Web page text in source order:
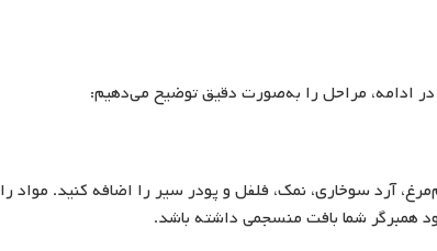
آرد سوخاری، نمک، فلفل و پودر سیر را اضافه کنید. مواد را
شما بافت منسجمی داشته باشد.